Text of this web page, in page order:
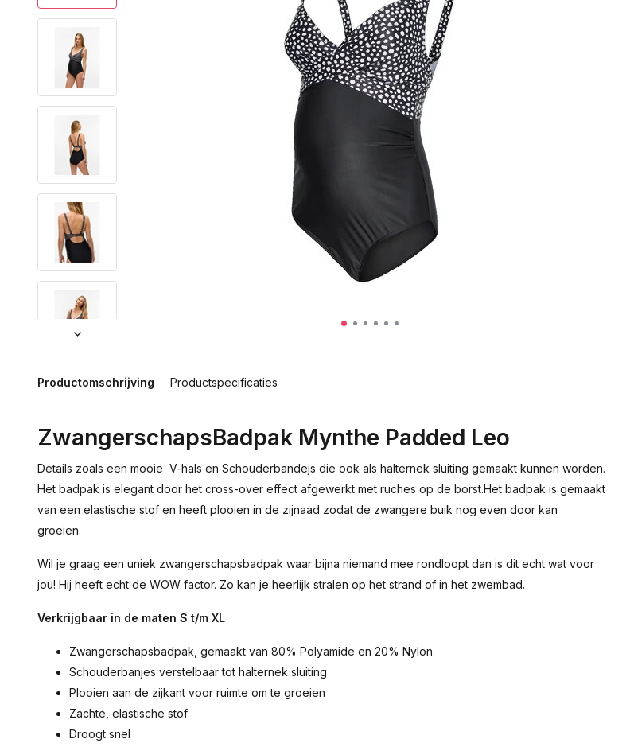
Productomschrijving Productspecificaties
ZwangerschapsBadpak Mynthe Padded Leo
Details zoals een mooie V-hals en Schouderbandejs die ook als halternek sluiting gemaakt kunnen worden.
Het badpak is elegant door het cross-over effect afgewerkt met ruches op de borst.Het badpak is gemaakt
van een elastische stof en heeft plooien in de zijnaad zodat de zwangere buik nog even door kan
groeien.
Wil je graag een uniek zwangerschapsbadpak waar bijna niemand mee rondloopt dan is dit echt wat voor
jou! Hij heeft echt de WOW factor. Zo kan je heerlijk stralen op het strand of in het zwembad.
Verkrijgbaar in de maten S t/m XL
Zwangerschapsbadpak, gemaakt van 80% Polyamide en 20% Nylon
Schouderbanjes verstelbaar tot halternek sluiting
Plooien aan de zijkant voor ruimte om te groeien
Zachte, elastische stof
Droogt snel